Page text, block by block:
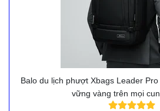
Balo du lịch phượt Xbags Leader
vững vàng trên mọi